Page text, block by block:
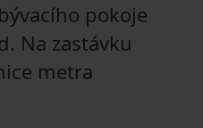
pokoje
Na zastávku
metra